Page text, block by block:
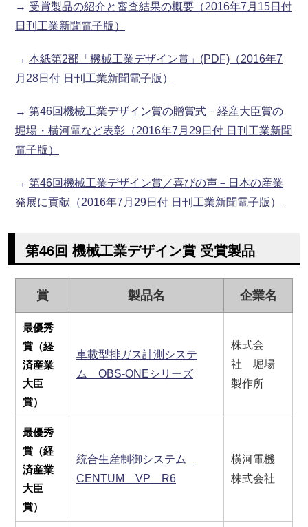
→ 受賞製品の紹介と審査結果の概要（2016年7月15日付
日刊工業新聞電子版）
→ 本紙第2部「機械工業デザイン賞」(PDF)（2016年7
月28日付 日刊工業新聞電子版）
→ 第46回機械工業デザイン賞の贈賞式－経産大臣賞の
堀場・横河電など表彰（2016年7月29日付 日刊工業新聞
電子版）
→ 第46回機械工業デザイン賞／喜びの声－日本の産業
発展に貢献（2016年7月29日付 日刊工業新聞電子版）
第46回 機械工業デザイン賞 受賞製品
賞 製品名 企業名
最優秀
賞（経
済産業
大臣
賞）
車載型排ガス計測システ
ム OBS-ONEシリーズ
株式会
社 堀場
製作所
最優秀
賞（経
済産業
大臣
賞）
統合生産制御システム
CENTUM VP R6
横河電機
株式会社